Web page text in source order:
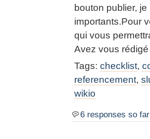
bouton publier,
importants.Pour
qui vous
Avez vous
Tags: checklist,
referencement,
wikio
6 responses so far